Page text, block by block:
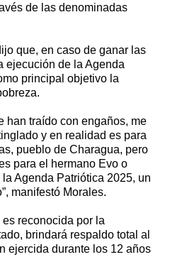
de las denominadas
que, en caso de ganar las
ejecución de la Agenda
principal objetivo la
han traído con engaños, me
y en realidad es para
pueblo de Charagua, pero
para el hermano Evo o
Agenda Patriótica 2025, un
manifestó Morales.
reconocida por la
brindará respaldo total al
ejercida durante los 12 años